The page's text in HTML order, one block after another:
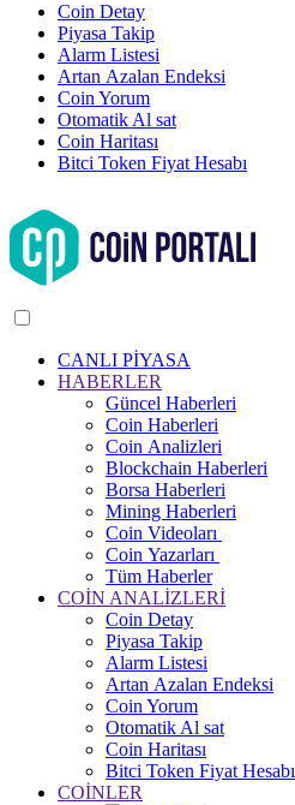
Coin Detay
Piyasa Takip
Alarm Listesi
Artan Azalan Endeksi
Coin Yorum
Otomatik Al sat
Coin Haritası
Bitci Token Fiyat Hesabı
CANLI PİYASA
HABERLER
Güncel Haberleri
Coin Haberleri
Coin Analizleri
Blockchain Haberleri
Borsa Haberleri
Mining Haberleri
Coin Videoları
Coin Yazarları
Tüm Haberler
COİN ANALİZLERİ
Coin Detay
Piyasa Takip
Alarm Listesi
Artan Azalan Endeksi
Coin Yorum
Otomatik Al sat
Coin Haritası
Bitci Token Fiyat Hesabı
COİNLER